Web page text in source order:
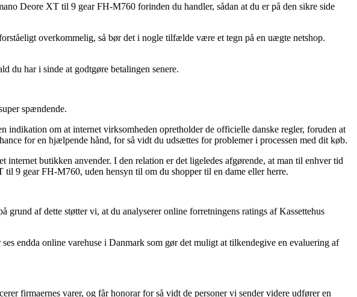
Deore XT til 9 gear FH-M760 forinden du handler, sådan at du er på den sikre side
overkommelig, så bør det i nogle tilfælde være et tegn på en uægte netshop.
du har i sinde at godtgøre betalingen senere.
spændende.
om at internet virksomheden opretholder de officielle danske regler, foruden at
for en hjælpende hånd, for så vidt du udsættes for problemer i processen med dit køb.
butikken anvender. I den relation er det ligeledes afgørende, at man til enhver tid
9 gear FH-M760, uden hensyn til om du shopper til en dame eller herre.
af dette støtter vi, at du analyserer online forretningens ratings af Kassettehus
endda online varehuse i Danmark som gør det muligt at tilkendegive en evaluering af
firmaernes varer, og får honorar for så vidt de personer vi sender videre udfører en